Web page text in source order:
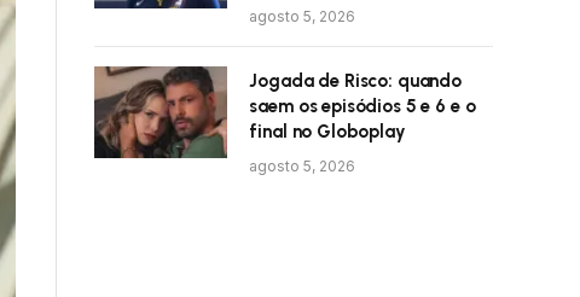
agosto 5, 2026
Jogada de Risco: quando
saem os episódios 5 e 6 e o
final no Globoplay
agosto 5, 2026